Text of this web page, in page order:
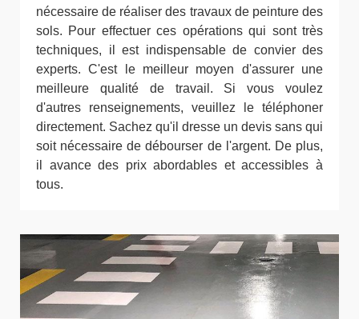
nécessaire de réaliser des travaux de peinture des
sols. Pour effectuer ces opérations qui sont très
techniques, il est indispensable de convier des
experts. C'est le meilleur moyen d'assurer une
meilleure qualité de travail. Si vous voulez
d'autres renseignements, veuillez le téléphoner
directement. Sachez qu'il dresse un devis sans qui
soit nécessaire de débourser de l'argent. De plus,
il avance des prix abordables et accessibles à
tous.